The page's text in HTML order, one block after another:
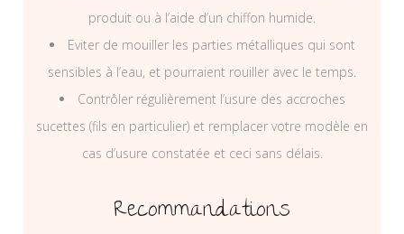
produit ou à l’aide d’un chiffon humide.
Eviter de mouiller les parties métalliques qui sont
sensibles à l’eau, et pourraient rouiller avec le temps.
Contrôler régulièrement l’usure des accroches
sucettes (fils en particulier) et remplacer votre modèle en
cas d’usure constatée et ceci sans délais.
Recommandations